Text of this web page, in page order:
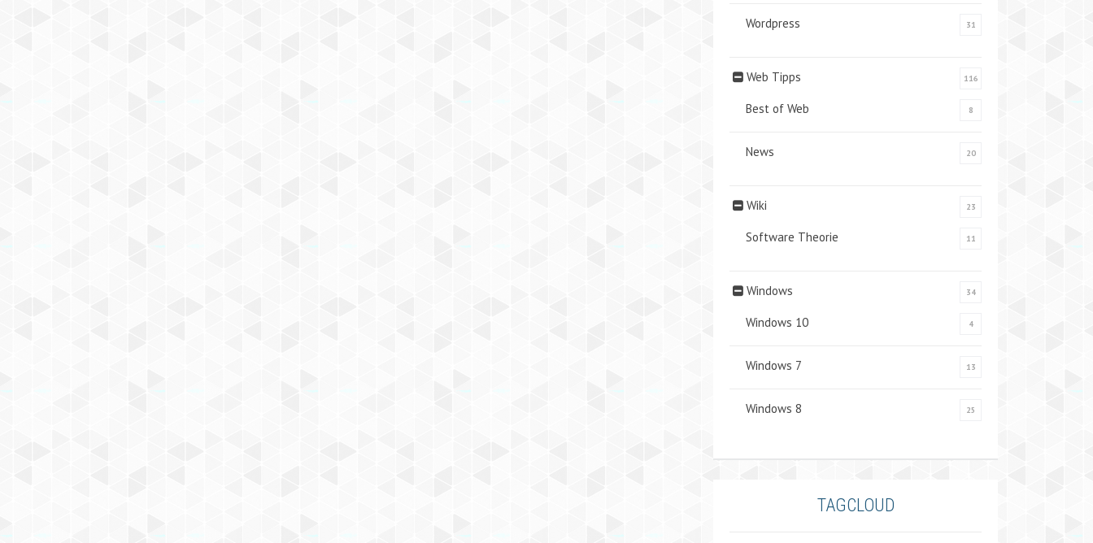
Wordpress 31
Web Tipps 116
Best of Web 8
News 20
Wiki 23
Software Theorie 11
Windows 34
Windows 10 4
Windows 7 13
Windows 8 25
TAGCLOUD